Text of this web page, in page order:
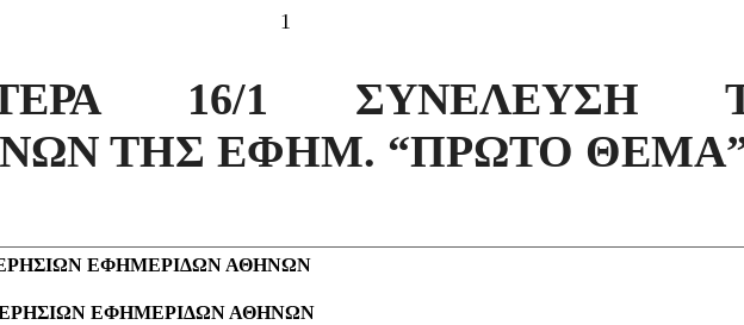
1
16/1 ΣΥΝΕΛΕΥΣΗ
ΤΗΣ ΕΦΗΜ. “ΠΡΩΤΟ
ΕΦΗΜΕΡΙΔΩΝ ΑΘΗΝΩΝ
ΕΦΗΜΕΡΙΔΩΝ ΑΘΗΝΩΝ